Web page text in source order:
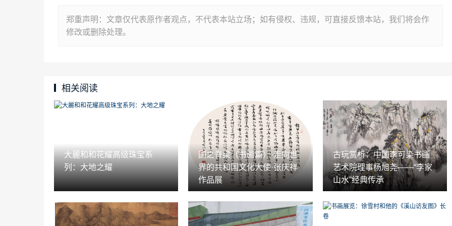
郑重声明：文章仅代表原作者观点，不代表本站立场；如有侵权、违规，可直接反馈本站，我们将会作
修改或删除处理。
相关阅读
大麗和和花耀高级珠宝系
列：大地之耀
国之脊梁（书画篇）·走向世
界的共和国文化大使·张庆祥
作品展
古玩赏析：中国李可染书画
艺术院理事杨旭尧——“李家
山水”经典传承